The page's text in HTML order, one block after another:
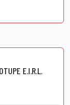
E.I.R.L.